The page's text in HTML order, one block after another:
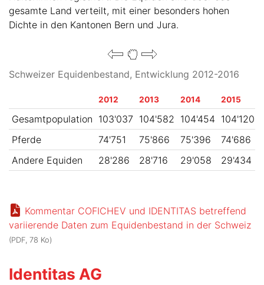
gesamte Land verteilt, mit einer besonders hohen
Dichte in den Kantonen Bern und Jura.
Schweizer Equidenbestand, Entwicklung 2012-2016
2012 2013 2014 2015
Gesamtpopulation 103'037 104'582 104'454 104'120
Pferde
74'751 75'866 75'396 74'686
Andere Equiden
28'286 28'716 29'058 29'434
Kommentar COFICHEV und IDENTITAS betreffend
variierende Daten zum Equidenbestand in der Schweiz
(PDF, 78 Ko)
Identitas AG